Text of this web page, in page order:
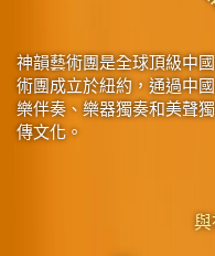
神韻藝術團是全球頂級中
術團成立於紐約，通過中
樂伴奏、樂器獨奏和美聲
傳文化。
與